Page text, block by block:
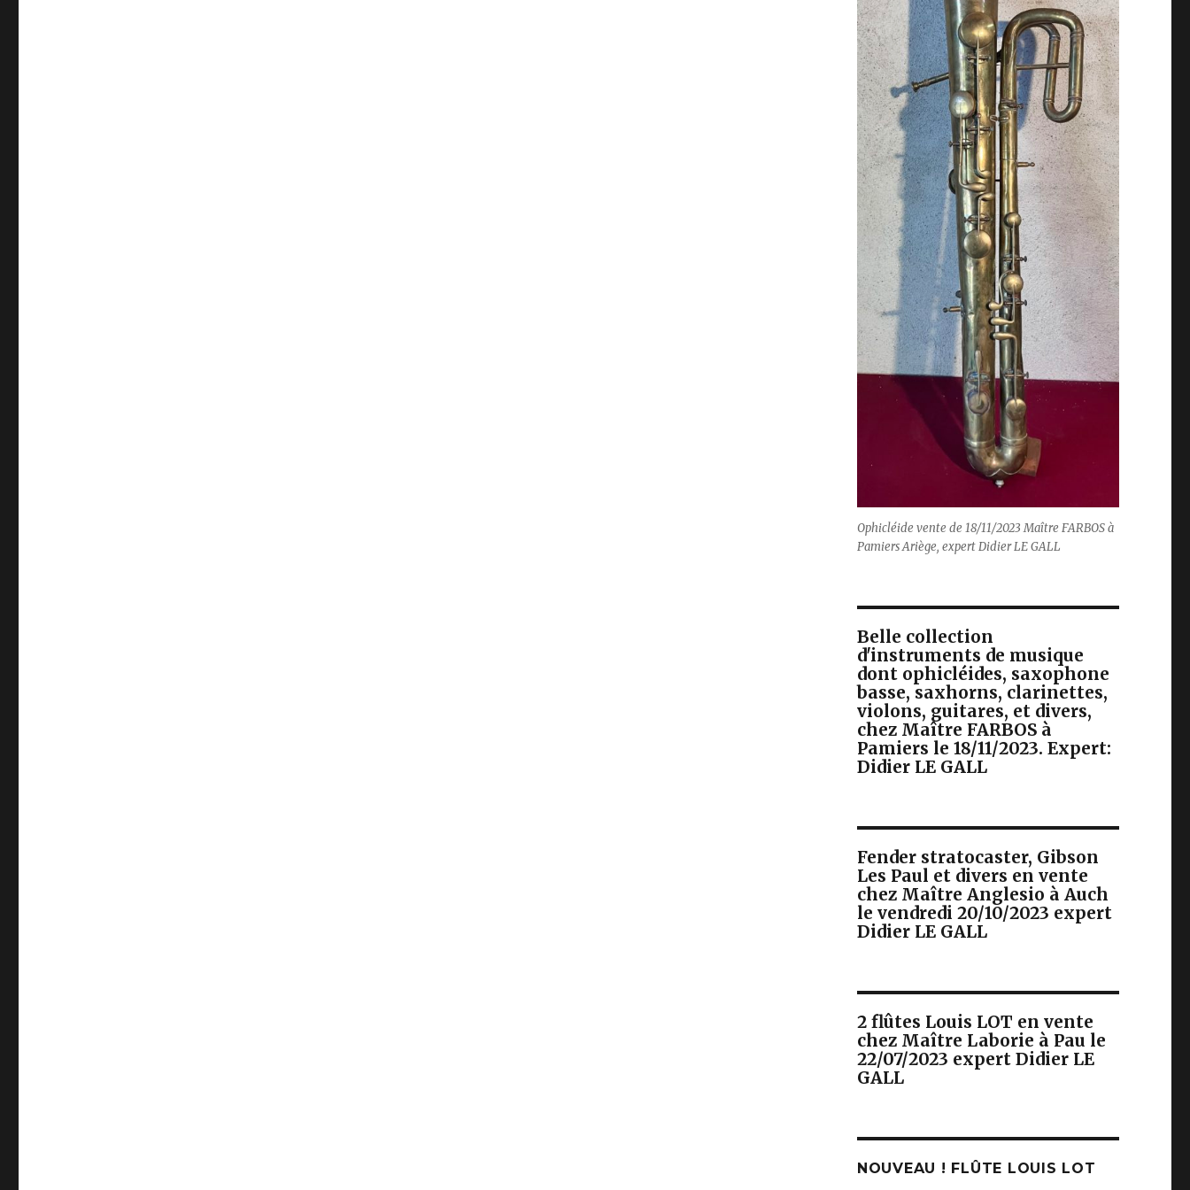
Ophicléide vente de 18/11/2023 Maître FARBOS à
Pamiers Ariège, expert Didier LE GALL
Belle collection
d'instruments de musique
dont ophicléides, saxophone
basse, saxhorns, clarinettes,
violons, guitares, et divers,
chez Maître FARBOS à
Pamiers le 18/11/2023. Expert:
Didier LE GALL
Fender stratocaster, Gibson
Les Paul et divers en vente
chez Maître Anglesio à Auch
le vendredi 20/10/2023 expert
Didier LE GALL
2 flûtes Louis LOT en vente
chez Maître Laborie à Pau le
22/07/2023 expert Didier LE
GALL
NOUVEAU ! FLÛTE LOUIS LOT